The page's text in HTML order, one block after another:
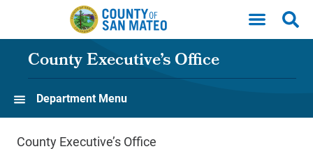
Skip to main content
County Executive’s Office
Department Menu
County Executive’s Office